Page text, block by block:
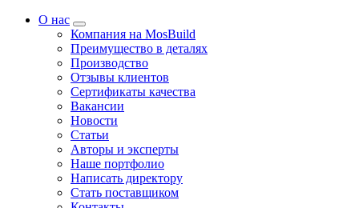
О нас
Компания на MosBuild
Преимущество в деталях
Производство
Отзывы клиентов
Сертификаты качества
Вакансии
Новости
Статьи
Авторы и эксперты
Нашe портфолио
Написать директору
Стать поставщиком